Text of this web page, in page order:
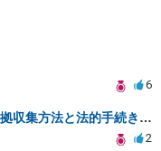
6
不貞行為に対する離婚に有利な証拠収集方法と法的手続きについて
2